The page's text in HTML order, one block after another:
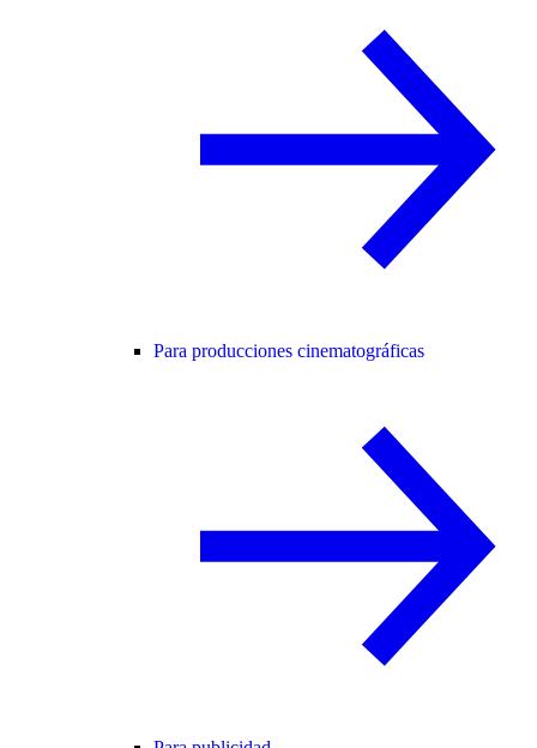
Para producciones cinematográficas